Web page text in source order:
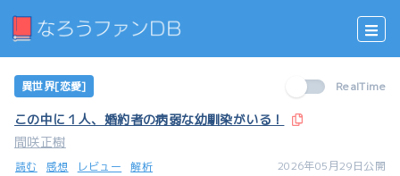
異世界[恋愛] RealTime
この中に１人、婚約者の病弱な幼馴染がいる！
間咲正樹
読む 感想 レビュー 解析 2026年05月29日公開